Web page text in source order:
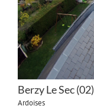
Berzy Le Sec (02)
Ardoises